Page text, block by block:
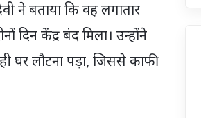
ने बताया कि वह लगातार
दिन केंद्र बंद मिला। उन्होंने
घर लौटना पड़ा, जिससे काफी